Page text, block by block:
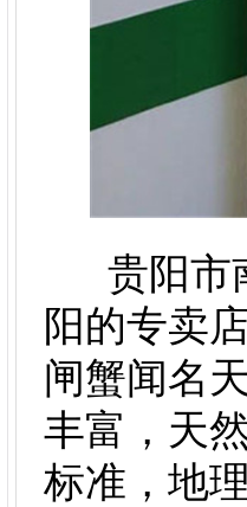
贵阳市
阳的专卖
闸蟹闻名
丰富，天
标准，地